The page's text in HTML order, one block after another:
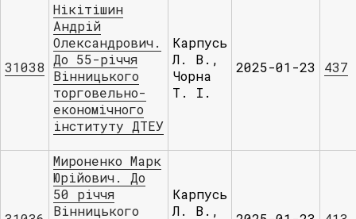
31038
Нікітішин
Андрій
Олександрович.
До 55-річчя
Вінницького
торговельно-
економічного
інституту ДТЕУ
Карпусь
Л. В.,
Чорна
Т. І.
2025-01-23 437
Мироненко Марк
Юрійович. До
50 річчя
Вінницького
Карпусь
Л. В.,